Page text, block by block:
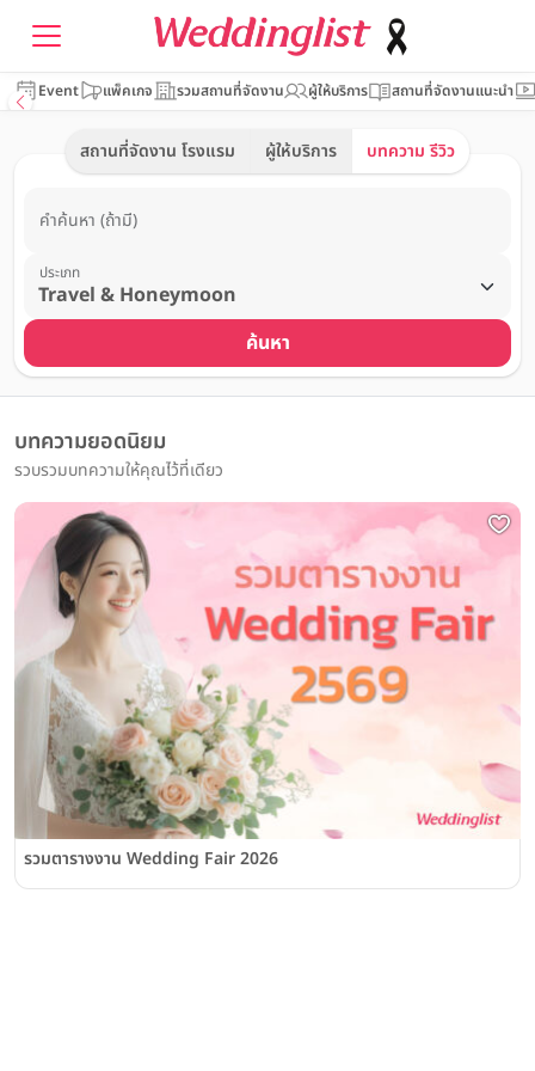
Event แพ็คเกจ รวมสถานที่จัดงาน ผู้ให้บริการ สถานที่จัดงานแนะนำ
สถานที่จัดงาน โรงแรม ผู้ให้บริการ บทความ รีวิว
คำค้นหา (ถ้ามี)
ประเภท
ค้นหา
บทความยอดนิยม
รวบรวมบทความให้คุณไว้ที่เดียว
รวมตารางงาน Wedding Fair 2026